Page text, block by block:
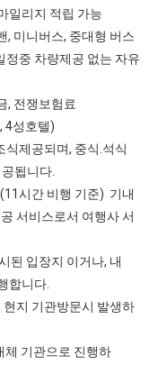
일리지 적립 가능
, 미니버스, 중대형 버스
정중 차량제공 없는 자유
, 전쟁보험료
4성호텔)
식제공되며, 중식.석식
됩니다.
시간 비행 기준) 기내
서비스로서 여행사 서
된 입장지 이거나, 내
합니다.
지 기관방문시 발생하
체 기관으로 진행하